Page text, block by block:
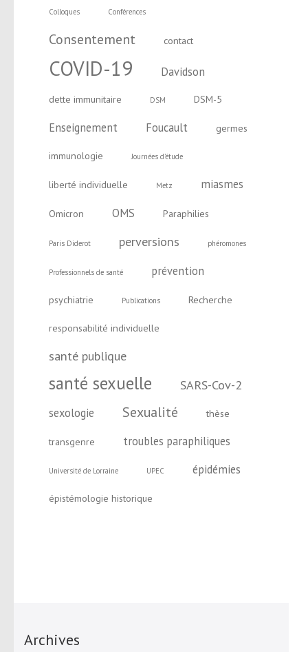
Colloques Conférences
Consentement contact
COVID-19 Davidson
dette immunitaire DSM DSM-5
Enseignement Foucault germes
immunologie Journées d'étude
liberté individuelle Metz miasmes
Omicron OMS Paraphilies
Paris Diderot perversions phéromones
Professionnels de santé prévention
psychiatrie Publications Recherche
responsabilité individuelle
santé publique
santé sexuelle SARS-Cov-2
sexologie Sexualité thèse
transgenre troubles paraphiliques
Université de Lorraine UPEC épidémies
épistémologie historique
Archives